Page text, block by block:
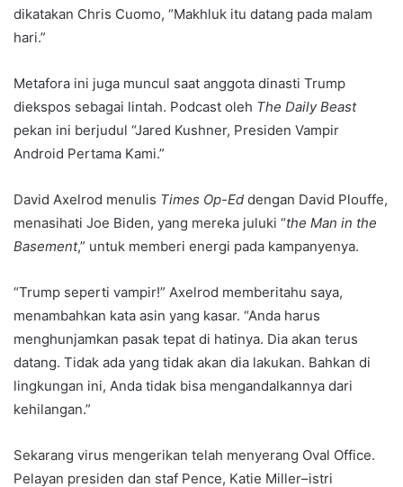
dikatakan Chris Cuomo, “Makhluk itu datang pada malam
hari.”
Metafora ini juga muncul saat anggota dinasti Trump
diekspos sebagai lintah. Podcast oleh The Daily Beast
pekan ini berjudul “Jared Kushner, Presiden Vampir
Android Pertama Kami.”
David Axelrod menulis Times Op-Ed dengan David Plouffe,
menasihati Joe Biden, yang mereka juluki “the Man in the
Basement,” untuk memberi energi pada kampanyenya.
“Trump seperti vampir!” Axelrod memberitahu saya,
menambahkan kata asin yang kasar. “Anda harus
menghunjamkan pasak tepat di hatinya. Dia akan terus
datang. Tidak ada yang tidak akan dia lakukan. Bahkan di
lingkungan ini, Anda tidak bisa mengandalkannya dari
kehilangan.”
Sekarang virus mengerikan telah menyerang Oval Office.
Pelayan presiden dan staf Pence, Katie Miller–istri